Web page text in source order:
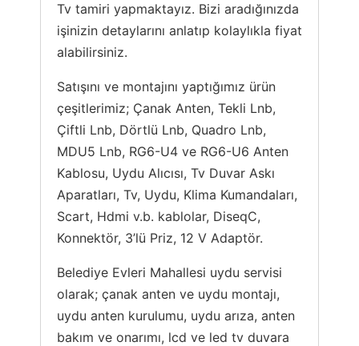
Tv tamiri yapmaktayız. Bizi aradığınızda
işinizin detaylarını anlatıp kolaylıkla fiyat
alabilirsiniz.
Satışını ve montajını yaptığımız ürün
çeşitlerimiz; Çanak Anten, Tekli Lnb,
Çiftli Lnb, Dörtlü Lnb, Quadro Lnb,
MDU5 Lnb, RG6-U4 ve RG6-U6 Anten
Kablosu, Uydu Alıcısı, Tv Duvar Askı
Aparatları, Tv, Uydu, Klima Kumandaları,
Scart, Hdmi v.b. kablolar, DiseqC,
Konnektör, 3’lü Priz, 12 V Adaptör.
Belediye Evleri Mahallesi uydu servisi
olarak; çanak anten ve uydu montajı,
uydu anten kurulumu, uydu arıza, anten
bakım ve onarımı, lcd ve led tv duvara